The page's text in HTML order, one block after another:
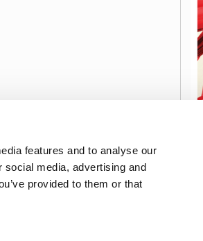
features and to analyse our
media, advertising and
provided to them or that